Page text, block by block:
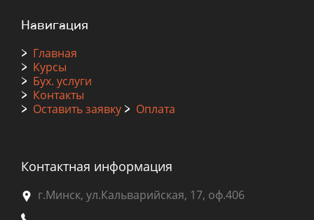
Навигация
> Главная
> Курсы
> Бух. услуги
> Контакты
> Оставить заявку > Оплата
Контактная информация
г.Минск, ул.Кальварийская, 17, оф.406